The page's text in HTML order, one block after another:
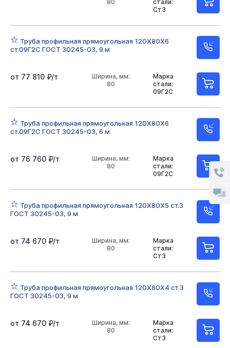
стали:
Ст3
80
Труба профильная прямоугольная 120Х80Х6
ст.09Г2С ГОСТ 30245-03, 9 м
Марка
стали:
09Г2С
Ширина, мм:
80
от 77 810 ₽/т
Труба профильная прямоугольная 120Х80Х6
ст.09Г2С ГОСТ 30245-03, 6 м
Марка
стали:
09Г2С
Ширина, мм:
80
от 76 760 ₽/т
Труба профильная прямоугольная 120Х80Х5 ст.3
ГОСТ 30245-03, 9 м
Марка
стали:
Ст3
Ширина, мм:
80
от 74 670 ₽/т
Труба профильная прямоугольная 120Х80Х4 ст.3
ГОСТ 30245-03, 9 м
Марка
стали:
Ст3
Ширина, мм:
80
от 74 670 ₽/т